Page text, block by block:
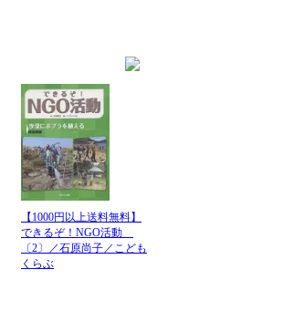
【1000円以上送料無料】
できるぞ！NGO活動
〔2〕／石原尚子／こども
くらぶ